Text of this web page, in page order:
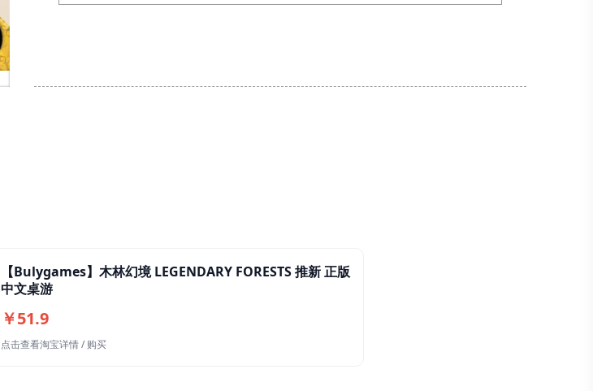
【Bulygames】木林幻境 LEGENDARY FORESTS 推新 正版
中文桌游
￥51.9
点击查看淘宝详情 / 购买